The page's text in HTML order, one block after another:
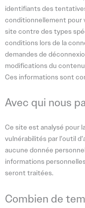
identifiants des
conditionnellement pour
site contre des types
conditions lors de la
demandes de
modifications du
Ces informations sont
Avec qui nous
Ce site est analysé pour
vulnérabilités par l’outil
aucune donnée
informations
seront traitées.
Combien de